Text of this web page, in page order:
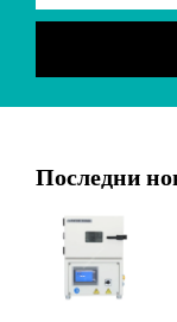
Последни